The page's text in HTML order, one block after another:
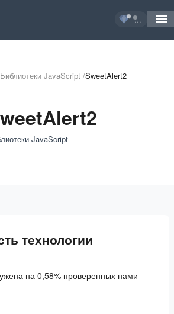
...
Библиотеки JavaScript /SweetAlert2
JavaScript
технологии
на 0,58% проверенных нами